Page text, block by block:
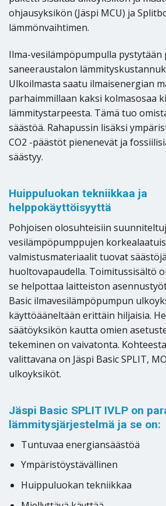
ohjausyksikön (Jäspi MCU) ja
lämmönvaihtimen.
Ilma-vesilämpöpumpulla pystytään
saneeraustalon
Ulkoilmasta saatu ilmaisenergian
parhaimmillaan kaksi kolmasosaa
lämmitystarpeesta. Tämä tuo
säästöä. Rahapussin lisäksi
CO2 -päästöt pienenevät ja
säästyy.
Huippuluokan tekniikkaa ja
helppokäyttöisyyttä
Pohjoisen olosuhteisiin
vesilämpöpumppujen
valmistusmateriaalit tuovat
huoltovapaudella. Toimitussisältö
se helpottaa laitteiston
Basic ilmavesilämpöpumpun
käyttöääneltään erittäin hiljaisia.
säätöyksikön kautta omien
tekeminen on vaivatonta.
valittavana on Jäspi Basic SPLIT,
ulkoyksiköt.
Jäspi Basic SPLIT IVLP on
lämmitysjärjestelmä ja se on:
Tuntuvaa energiansäästöä
Ympäristöystävällinen
Huippuluokan tekniikkaa